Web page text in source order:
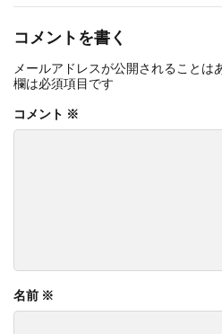
コメントを書く
メールアドレスが公開されることは
欄は必須項目です
コメント ※
名前 ※